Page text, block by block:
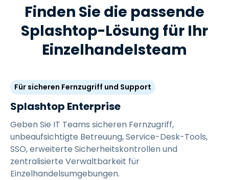
Finden Sie die passende
Splashtop-Lösung für Ihr
Einzelhandelsteam
Für sicheren Fernzugriff und Support
Splashtop Enterprise
Geben Sie IT Teams sicheren Fernzugriff,
unbeaufsichtigte Betreuung, Service-Desk-Tools,
SSO, erweiterte Sicherheitskontrollen und
zentralisierte Verwaltbarkeit für
Einzelhandelsumgebungen.